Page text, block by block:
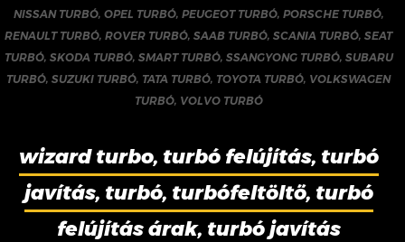
NISSAN TURBÓ, OPEL TURBÓ, PEUGEOT TURBÓ, PORSCHE TURBÓ,
RENAULT TURBÓ,ROVER TURBÓ,SAAB TURBÓ,SCANIA TURBÓ,SEAT
TURBÓ, SKODA TURBÓ, SMART TURBÓ, SSANGYONG TURBÓ, SUBARU
TURBÓ,SUZUKI TURBÓ, TATA TURBÓ, TOYOTA TURBÓ, VOLKSWAGEN
TURBÓ, VOLVO TURBÓ
wizard turbo, turbó felújítás, turbó
javítás, turbó, turbófeltöltő, turbó
felújítás árak, turbó javítás